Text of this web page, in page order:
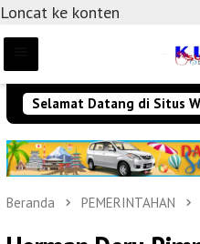
Loncat ke konten
Selamat Datang di Situs
Beranda PEMERINTAHAN